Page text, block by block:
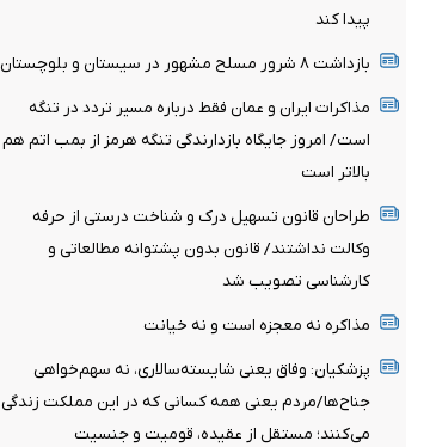
پیدا کند
بازداشت ۸ شرور مسلح مشهور در سیستان و بلوچستان
مذاکرات ایران و عمان فقط درباره مسیر تردد در تنگه
است/ امروز جایگاه بازدارندگی تنگه هرمز از بمب اتم هم
بالاتر است
طراحان قانون تسهیل درک و شناخت درستی از حرفه
وکالت نداشتند/ قانون بدون پشتوانه مطالعاتی و
کارشناسی تصویب شد
مذاکره نه معجزه است و نه خیانت
پزشکیان: وفاق یعنی شایسته‌سالاری، نه سهم‌خواهی
جناح‌ها/مردم یعنی همه کسانی که در این مملکت زندگی
می‌کنند؛ مستقل از عقیده، قومیت و جنسیت